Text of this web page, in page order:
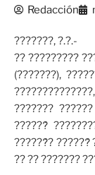
Redacción
???????, ?.?.-
?? ?????????
(???????),
???????
??????́
??????́? ??????́
?? ?? ???????